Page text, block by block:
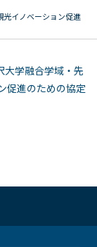
光イノベーション促進
大学融合学域・先
促進のための協定